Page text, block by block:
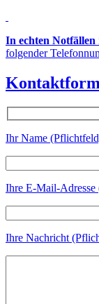
In echten Notfällen
folgender
Ihr Name
Ihre E-Mail-
Ihre Nachricht